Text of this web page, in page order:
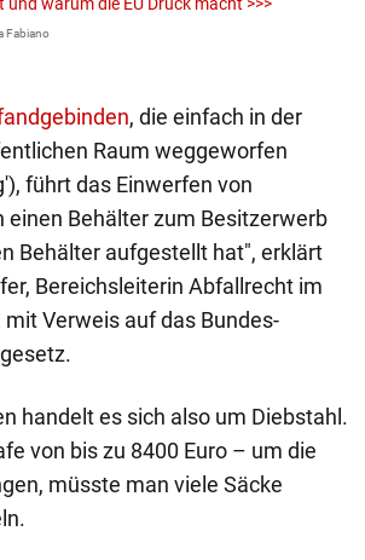
Fabiano
, die einfach in der
Raum weggeworfen
führt das Einwerfen von
einen Behälter zum Besitzerwerb
Behälter aufgestellt hat", erklärt
Bereichsleiterin Abfallrecht im
Verweis auf das Bundes-
handelt es sich also um Diebstahl.
von bis zu 8400 Euro – um die
müsste man viele Säcke